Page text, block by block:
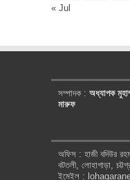
« Jul
সম্পাদক : অধ্যাপক
মারুফ
অফিস : হাজী বদিউর
বটতলী, লোহাগাড়া,
ইমেইল :